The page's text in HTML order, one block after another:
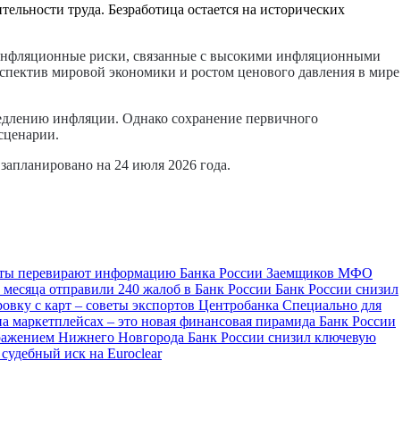
труда. Безработица остается на исторических
риски, связанные с высокими инфляционными
мировой экономики и ростом ценового давления в мире
инфляции. Однако сохранение первичного
на 24 июля 2026 года.
перевирают информацию Банка России Заемщиков МФО
отправили 240 жалоб в Банк России Банк России снизил
с карт – советы экспортов Центробанка Специально для
маркетплейсах – это новая финансовая пирамида Банк России
Нижнего Новгорода Банк России снизил ключевую
иск на Euroclear